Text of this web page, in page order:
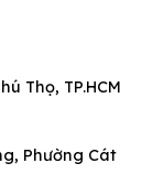
Thọ, TP.HCM
Phường Cát